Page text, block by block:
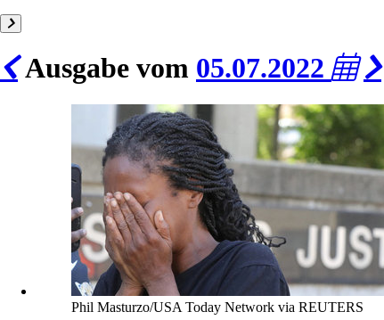
Ausgabe vom 05.07.2022
Phil Masturzo/USA Today Network via REUTERS